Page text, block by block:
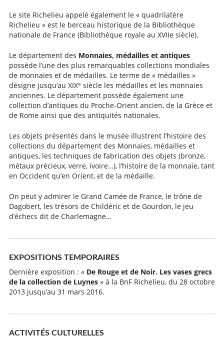
Le site Richelieu appelé également le « quadrilatère
Richelieu » est le berceau historique de la Bibliothèque
nationale de France (Bibliothèque royale au XVIIe siècle).
Le département des Monnaies, médailles et antiques
possède l’une des plus remarquables collections mondiales
de monnaies et de médailles. Le terme de « médailles »
désigne jusqu’au XIXe siècle les médailles et les monnaies
anciennes. Le département possède également une
collection d’antiques du Proche-Orient ancien, de la Grèce et
de Rome ainsi que des antiquités nationales.
Les objets présentés dans le musée illustrent l’histoire des
collections du département des Monnaies, médailles et
antiques, les techniques de fabrication des objets (bronze,
métaux précieux, verre, ivoire…), l’histoire de la monnaie, tant
en Occident qu’en Orient, et de la médaille.
On peut y admirer le Grand Camée de France, le trône de
Dagobert, les trésors de Childéric et de Gourdon, le jeu
d’échecs dit de Charlemagne…
EXPOSITIONS TEMPORAIRES
Dernière exposition : « De Rouge et de Noir. Les vases grecs
de la collection de Luynes » à la BnF Richelieu, du 28 octobre
2013 jusqu’au 31 mars 2016.
ACTIVITÉS CULTURELLES